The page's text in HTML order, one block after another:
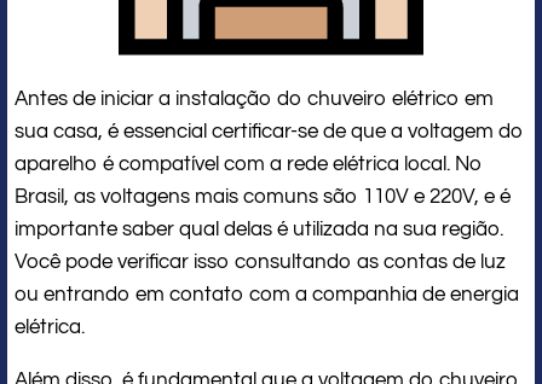
Antes de iniciar a instalação do chuveiro elétrico em
sua casa, é essencial certificar-se de que a voltagem do
aparelho é compatível com a rede elétrica local. No
Brasil, as voltagens mais comuns são 110V e 220V, e é
importante saber qual delas é utilizada na sua região.
Você pode verificar isso consultando as contas de luz
ou entrando em contato com a companhia de energia
elétrica.